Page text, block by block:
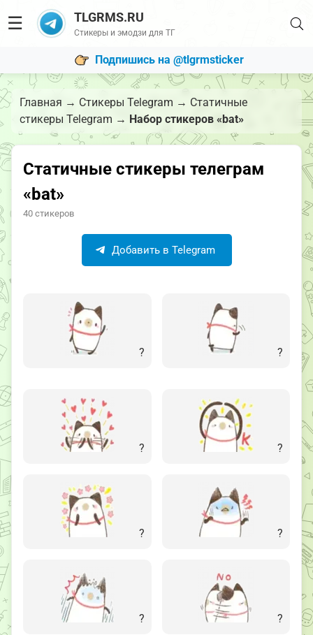
☰ TLGRMS.RU
Стикеры и эмодзи для ТГ
Подпишись на @tlgrmsticker
Главная → Стикеры Telegram → Статичные
стикеры Telegram → Набор стикеров «bat»
Статичные стикеры телеграм
«bat»
40 стикеров
Добавить в Telegram
? ?
? ?
? ?
? ?